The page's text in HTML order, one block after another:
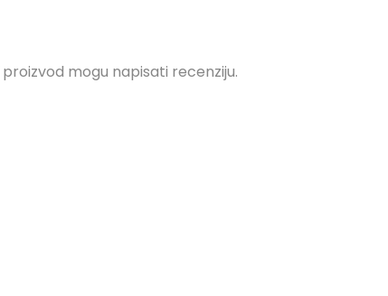
mogu napisati recenziju.